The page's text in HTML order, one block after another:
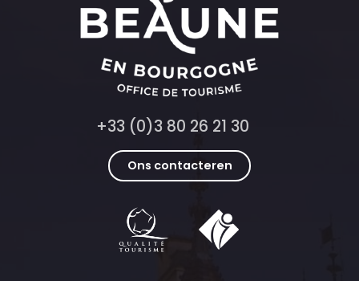
+33 (0)3 80 26 21 30
Ons contacteren